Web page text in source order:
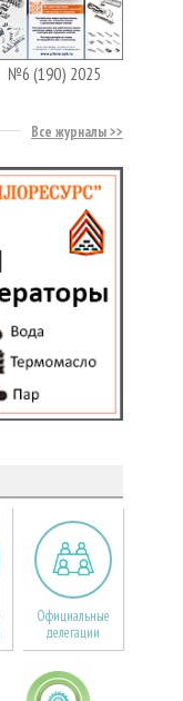
№6 (190) 2025
Все журналы
Официальные
делегации